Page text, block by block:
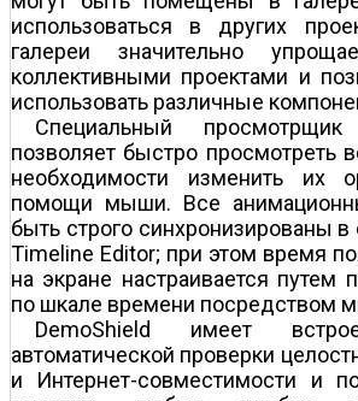
использоваться в других
галереи значительно
коллективными проектами и
использовать различные
Специальный
позволяет быстро просмотреть
необходимости изменить их
помощи мыши. Все
быть строго синхронизированы
Timeline Editor; при этом время
на экране настраивается путем
по шкале времени посредством
DemoShield имеет
автоматической проверки
и Интернет-совместимости и